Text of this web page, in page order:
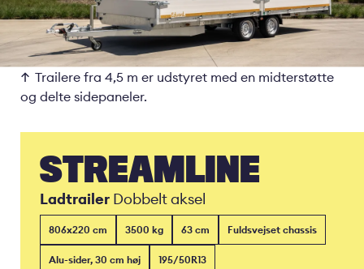
Trailere fra 4,5 m er udstyret med en midterstøtte
og delte sidepaneler.
STREAMLINE
LadtrailerDobbelt aksel
806x220 cm 3500 kg 63 cm Fuldsvejset chassis
Alu-sider, 30 cm høj 195/50R13